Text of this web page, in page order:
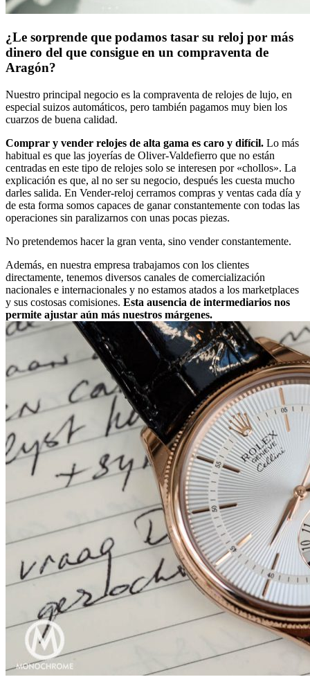
¿Le sorprende que podamos tasar su reloj por más
dinero del que consigue en un compraventa de
Aragón?
Nuestro principal negocio es la compraventa de relojes de lujo, en
especial suizos automáticos, pero también pagamos muy bien los
cuarzos de buena calidad.
Comprar y vender relojes de alta gama es caro y difícil. Lo más
habitual es que las joyerías de Oliver-Valdefierro que no están
centradas en este tipo de relojes solo se interesen por «chollos». La
explicación es que, al no ser su negocio, después les cuesta mucho
darles salida. En Vender-reloj cerramos compras y ventas cada día y
de esta forma somos capaces de ganar constantemente con todas las
operaciones sin paralizarnos con unas pocas piezas.
No pretendemos hacer la gran venta, sino vender constantemente.
Además, en nuestra empresa trabajamos con los clientes
directamente, tenemos diversos canales de comercialización
nacionales e internacionales y no estamos atados a los marketplaces
y sus costosas comisiones. Esta ausencia de intermediarios nos
permite ajustar aún más nuestros márgenes.